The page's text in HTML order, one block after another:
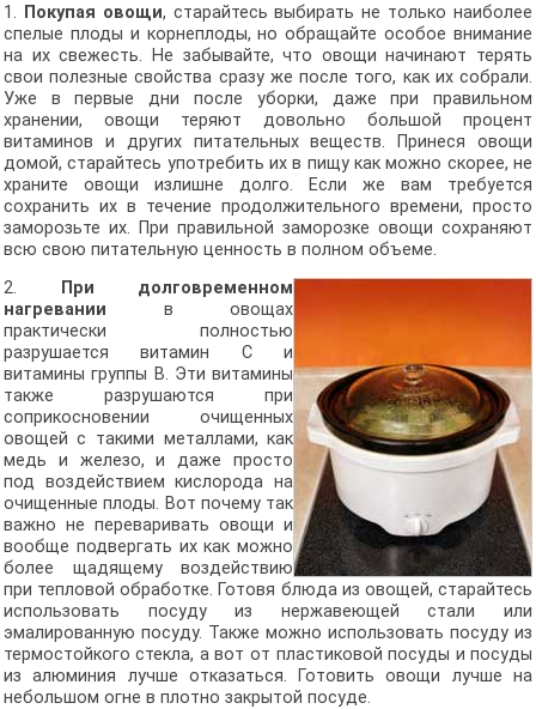
1. Покупая овощи, старайтесь выбирать не только наиболее
спелые плоды и корнеплоды, но обращайте особое внимание
на их свежесть. Не забывайте, что овощи начинают терять
свои полезные свойства сразу же после того, как их собрали.
Уже в первые дни после уборки, даже при правильном
хранении, овощи теряют довольно большой процент
витаминов и других питательных веществ. Принеся овощи
домой, старайтесь употребить их в пищу как можно скорее, не
храните овощи излишне долго. Если же вам требуется
сохранить их в течение продолжительного времени, просто
заморозьте их. При правильной заморозке овощи сохраняют
всю свою питательную ценность в полном объеме.
2.
При долговременном
нагревании в овощах
практически полностью
разрушается витамин С и
витамины группы В. Эти витамины
также разрушаются при
соприкосновении очищенных
овощей с такими металлами, как
медь и железо, и даже просто
под воздействием кислорода на
очищенные плоды. Вот почему так
важно не переваривать овощи и
вообще подвергать их как можно
более щадящему воздействию
при тепловой обработке. Готовя блюда из овощей, старайтесь
использовать посуду из нержавеющей стали или
эмалированную посуду. Также можно использовать посуду из
термостойкого стекла, а вот от пластиковой посуды и посуды
из алюминия лучше отказаться. Готовить овощи лучше на
небольшом огне в плотно закрытой посуде.